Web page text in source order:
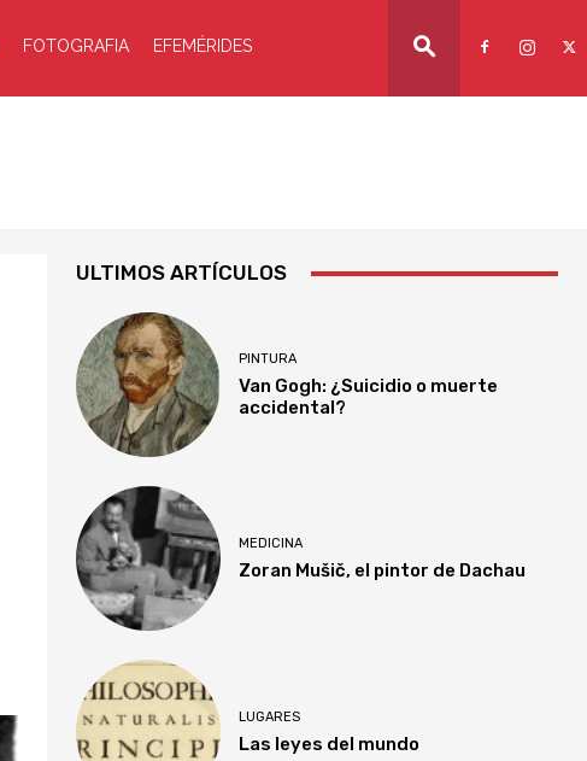
FOTOGRAFIA EFEMÉRIDES
ULTIMOS ARTÍCULOS
PINTURA
Van Gogh: ¿Suicidio o muerte
accidental?
MEDICINA
Zoran Mušič, el pintor de Dachau
LUGARES
Las leyes del mundo